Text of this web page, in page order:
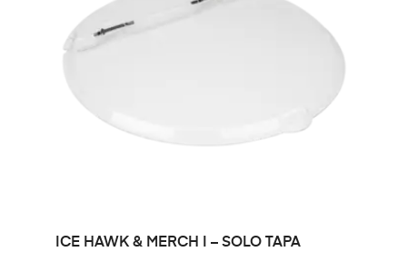
LEER MÁS
ICE HAWK & MERCH I – SOLO TAPA